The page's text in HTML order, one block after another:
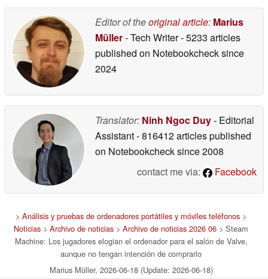
06/23/2026 Editor of theoriginal article: Marius
Müller- Tech Writer- 5233 articles
published on Notebookchecksince
2024
Translator: Ninh Ngoc Duy- Editorial
Assistant- 816412 articles published
on Notebookchecksince 2008
contact me via:
Facebook
> Análisis y pruebas de ordenadores portátiles y móviles teléfonos >
Noticias > Archivo de noticias > Archivo de noticias 2026 06 > Steam
Machine: Los jugadores elogian el ordenador para el salón de Valve,
aunque no tengan intención de comprarlo
Marius Müller, 2026-06-18 (Update: 2026-06-18)